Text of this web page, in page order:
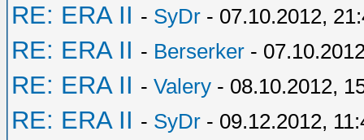
RE: ERA II - SyDr - 07.10.2012,
RE: ERA II - Berserker -
RE: ERA II - Valery - 08.10.2012,
RE: ERA II - SyDr - 09.12.2012,